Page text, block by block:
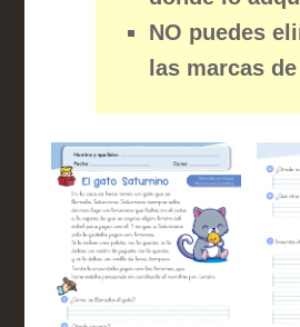
NO puedes
las marcas